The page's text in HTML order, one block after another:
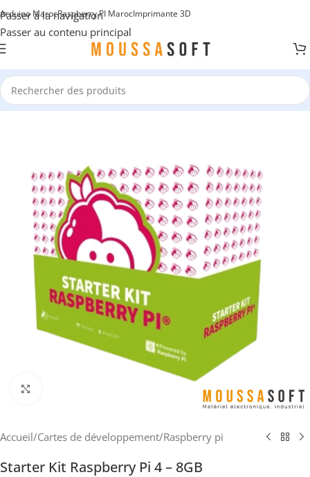
Passer à la navigation
Passer au contenu principal
Arduino MarocRaspberry PI MarocImprimante 3D
Accueil/Cartes de développement/Raspberry pi
Starter Kit Raspberry Pi 4 – 8GB